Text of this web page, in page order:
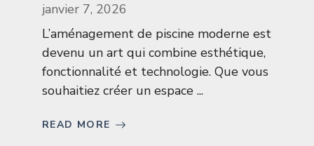
janvier 7, 2026
L’aménagement de piscine moderne est
devenu un art qui combine esthétique,
fonctionnalité et technologie. Que vous
souhaitiez créer un espace ...
READ MORE